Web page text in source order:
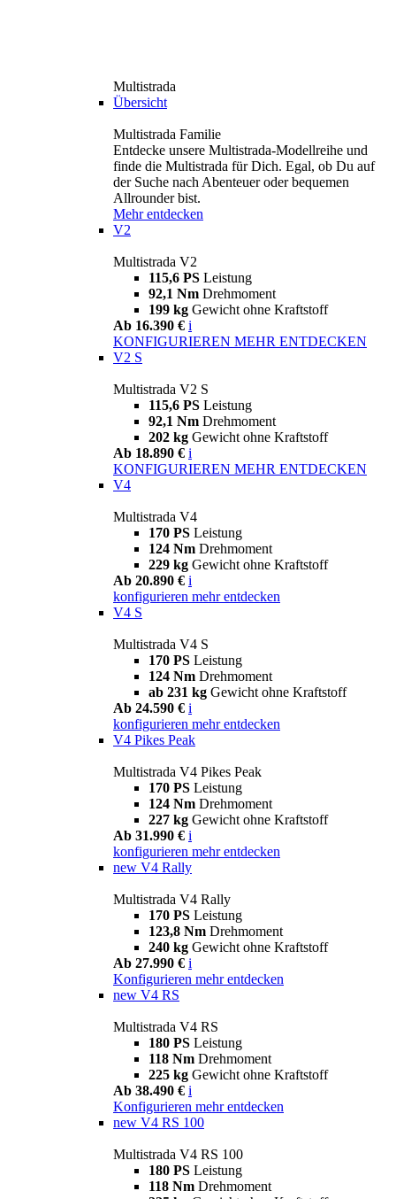
Multistrada
Übersicht
Multistrada Familie
Entdecke unsere Multistrada-Modellreihe und
finde die Multistrada für Dich. Egal, ob Du auf
der Suche nach Abenteuer oder bequemen
Allrounder bist.
Mehr entdecken
V2
Multistrada V2
115,6 PS Leistung
92,1 Nm Drehmoment
199 kg Gewicht ohne Kraftstoff
Ab 16.390 € i
KONFIGURIEREN MEHR ENTDECKEN
V2 S
Multistrada V2 S
115,6 PS Leistung
92,1 Nm Drehmoment
202 kg Gewicht ohne Kraftstoff
Ab 18.890 € i
KONFIGURIEREN MEHR ENTDECKEN
V4
Multistrada V4
170 PS Leistung
124 Nm Drehmoment
229 kg Gewicht ohne Kraftstoff
Ab 20.890 € i
konfigurieren mehr entdecken
V4 S
Multistrada V4 S
170 PS Leistung
124 Nm Drehmoment
ab 231 kg Gewicht ohne Kraftstoff
Ab 24.590 € i
konfigurieren mehr entdecken
V4 Pikes Peak
Multistrada V4 Pikes Peak
170 PS Leistung
124 Nm Drehmoment
227 kg Gewicht ohne Kraftstoff
Ab 31.990 € i
konfigurieren mehr entdecken
new V4 Rally
Multistrada V4 Rally
170 PS Leistung
123,8 Nm Drehmoment
240 kg Gewicht ohne Kraftstoff
Ab 27.990 € i
Konfigurieren mehr entdecken
new V4 RS
Multistrada V4 RS
180 PS Leistung
118 Nm Drehmoment
225 kg Gewicht ohne Kraftstoff
Ab 38.490 € i
Konfigurieren mehr entdecken
new V4 RS 100
Multistrada V4 RS 100
180 PS Leistung
118 Nm Drehmoment